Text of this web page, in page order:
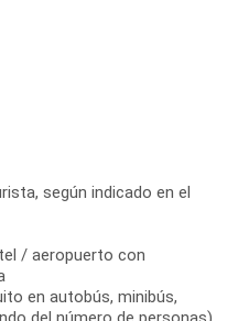
según indicado en el
/ aeropuerto con
en autobús, minibús,